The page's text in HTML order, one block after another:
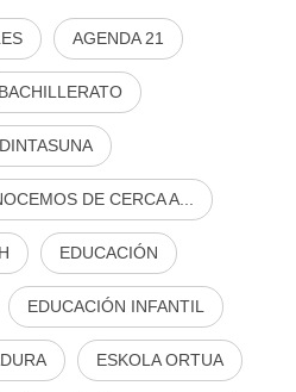
AGENDA 21
BACHILLERATO
DE CERCA A...
EDUCACIÓN
EDUCACIÓN INFANTIL
ESKOLA ORTUA